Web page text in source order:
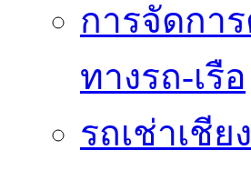
การจัดกา
ทางรถ-เรือ
รถเช่าเชี